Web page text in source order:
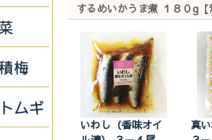
するめいかうま煮 １８０g
いわし（香味オイ
真